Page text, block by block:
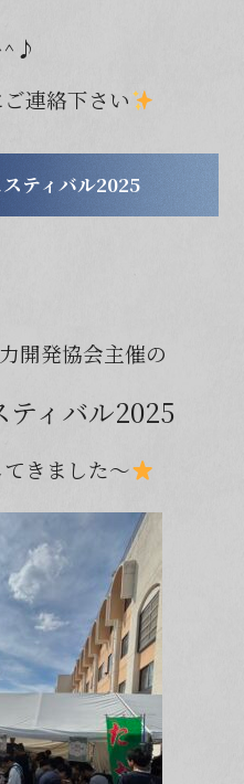
連絡下さい
ティバル2025
開発協会主催の
ティバル2025
きました～